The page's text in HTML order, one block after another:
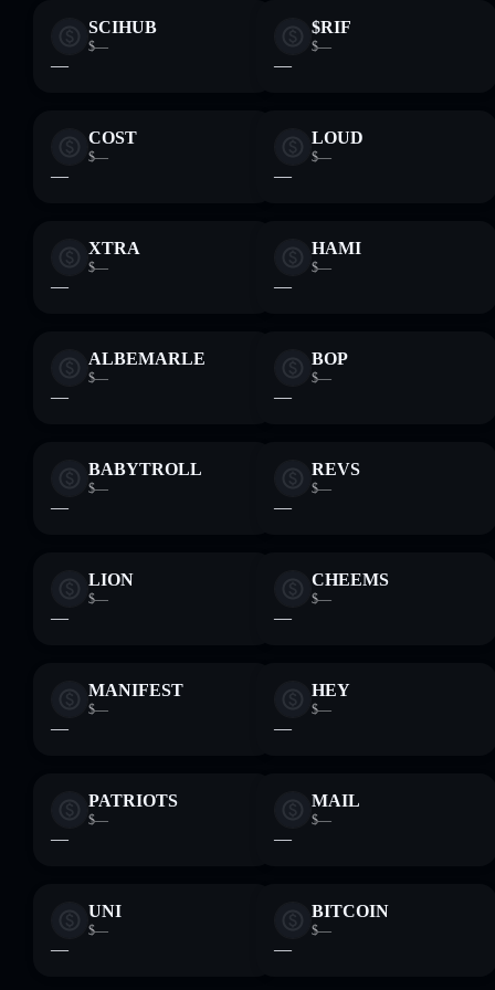
SCIHUB
$—
—
$RIF
$—
—
COST
$—
—
LOUD
$—
—
XTRA
$—
—
HAMI
$—
—
ALBEMARLE
$—
—
BOP
$—
—
BABYTROLL
$—
—
REVS
$—
—
LION
$—
—
CHEEMS
$—
—
MANIFEST
$—
—
HEY
$—
—
PATRIOTS
$—
—
MAIL
$—
—
UNI
$—
—
BITCOIN
$—
—